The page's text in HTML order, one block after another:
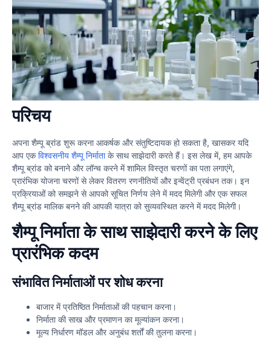
परिचय
अपना शैम्पू ब्रांड शुरू करना आकर्षक और संतुष्टिदायक हो सकता है, खासकर यदि
आप एकविश्वसनीय शैम्पू निर्माताके साथ साझेदारी करते हैं। इस लेख में, हम आपके
शैम्पू ब्रांड को बनाने और लॉन्च करने में शामिल विस्तृत चरणों का पता लगाएंगे,
प्रारंभिक योजना चरणों से लेकर वितरण रणनीतियों और इन्वेंट्री प्रबंधन तक। इन
प्रक्रियाओं को समझने से आपको सूचित निर्णय लेने में मदद मिलेगी और एक सफल
शैम्पू ब्रांड मालिक बनने की आपकी यात्रा को सुव्यवस्थित करने में मदद मिलेगी।
शैम्पू निर्माता के साथ साझेदारी करने के लिए
प्रारंभिक कदम
संभावित निर्माताओं पर शोध करना
बाजार में प्रतिष्ठित निर्माताओं की पहचान करना।
निर्माता की साख और प्रमाणन का मूल्यांकन करना।
मूल्य निर्धारण मॉडल और अनुबंध शर्तों की तुलना करना।